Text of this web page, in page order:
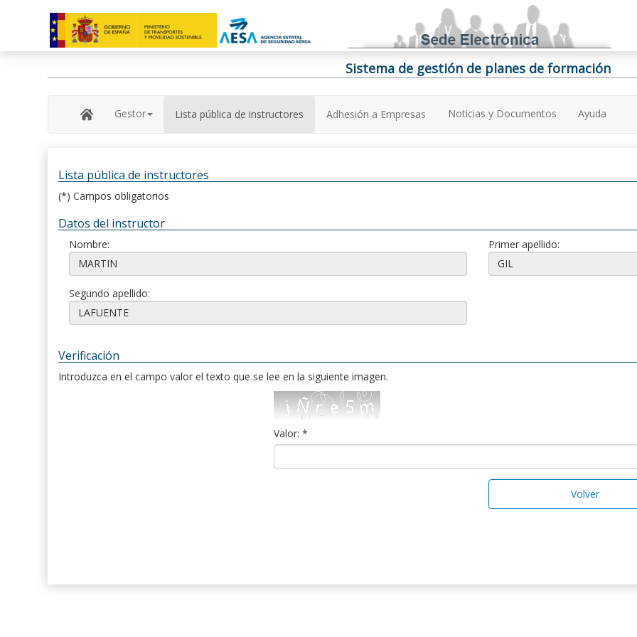
Sistema de gestión de planes de formación
Gestor Lista pública de instructores Adhesión a Empresas Noticias y Documentos Ayuda
Lista pública de instructores
(*) Campos obligatorios
Datos del instructor
Nombre: Primer apellido:
Segundo apellido:
Verificación
Introduzca en el campo valor el texto que se lee en la siguiente imagen.
Valor: *
Volver